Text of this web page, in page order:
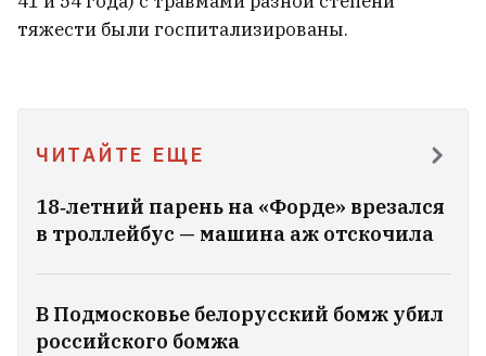
тяжести были госпитализированы.
ЧИТАЙТЕ ЕЩЕ
18‑летний парень на «Форде» врезался
в троллейбус — машина аж отскочила
В Подмосковье белорусский бомж убил
российского бомжа